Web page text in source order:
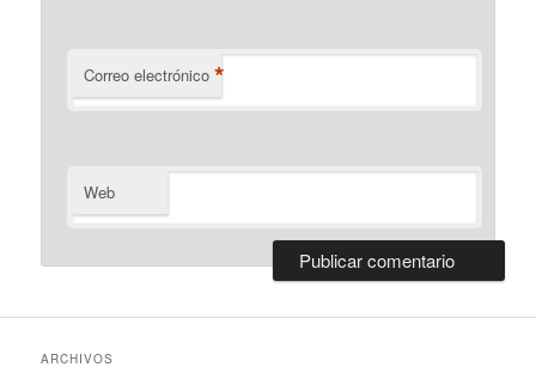
Correo electrónico *
Web
ARCHIVOS